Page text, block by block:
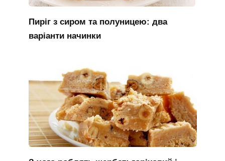
Пиріг з сиром та полуницею: два
варіанти начинки